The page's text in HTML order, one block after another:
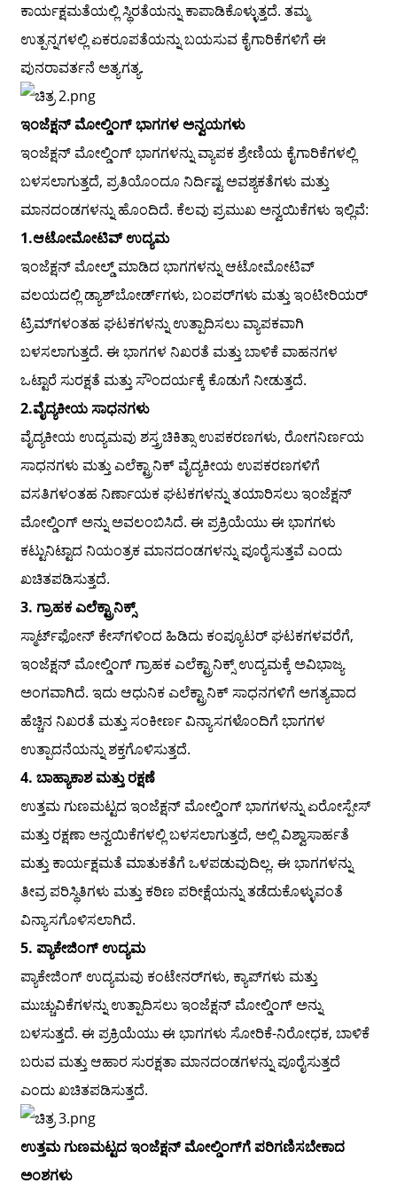
ಕಾರ್ಯಕ್ಷಮತೆಯಲ್ಲಿ ಸ್ಥಿರತೆಯನ್ನು ಕಾಪಾಡಿಕೊಳ್ಳುತ್ತದೆ. ತಮ್ಮ
ಉತ್ಪನ್ನಗಳಲ್ಲಿ ಏಕರೂಪತೆಯನ್ನು ಬಯಸುವ ಕೈಗಾರಿಕೆಗಳಿಗೆ ಈ
ಪುನರಾವರ್ತನೆ ಅತ್ಯಗತ್ಯ.
ಇಂಜೆಕ್ಷನ್ ಮೋಲ್ಡಿಂಗ್ ಭಾಗಗಳ ಅನ್ವಯಗಳು
ಇಂಜೆಕ್ಷನ್ ಮೋಲ್ಡಿಂಗ್ ಭಾಗಗಳನ್ನು ವ್ಯಾಪಕ ಶ್ರೇಣಿಯ ಕೈಗಾರಿಕೆಗಳಲ್ಲಿ
ಬಳಸಲಾಗುತ್ತದೆ, ಪ್ರತಿಯೊಂದೂ ನಿರ್ದಿಷ್ಟ ಅವಶ್ಯಕತೆಗಳು ಮತ್ತು
ಮಾನದಂಡಗಳನ್ನು ಹೊಂದಿದೆ. ಕೆಲವು ಪ್ರಮುಖ ಅನ್ವಯಿಕೆಗಳು ಇಲ್ಲಿವೆ:
1.ಆಟೋಮೋಟಿವ್ ಉದ್ಯಮ
ಇಂಜೆಕ್ಷನ್ ಮೋಲ್ಡ್ ಮಾಡಿದ ಭಾಗಗಳನ್ನು ಆಟೋಮೋಟಿವ್
ವಲಯದಲ್ಲಿ ಡ್ಯಾಶ್‌ಬೋರ್ಡ್‌ಗಳು, ಬಂಪರ್‌ಗಳು ಮತ್ತು ಇಂಟೀರಿಯರ್
ಟ್ರಿಮ್‌ಗಳಂತಹ ಘಟಕಗಳನ್ನು ಉತ್ಪಾದಿಸಲು ವ್ಯಾಪಕವಾಗಿ
ಬಳಸಲಾಗುತ್ತದೆ. ಈ ಭಾಗಗಳ ನಿಖರತೆ ಮತ್ತು ಬಾಳಿಕೆ ವಾಹನಗಳ
ಒಟ್ಟಾರೆ ಸುರಕ್ಷತೆ ಮತ್ತು ಸೌಂದರ್ಯಕ್ಕೆ ಕೊಡುಗೆ ನೀಡುತ್ತದೆ.
2.ವೈದ್ಯಕೀಯ ಸಾಧನಗಳು
ವೈದ್ಯಕೀಯ ಉದ್ಯಮವು ಶಸ್ತ್ರಚಿಕಿತ್ಸಾ ಉಪಕರಣಗಳು, ರೋಗನಿರ್ಣಯ
ಸಾಧನಗಳು ಮತ್ತು ಎಲೆಕ್ಟ್ರಾನಿಕ್ ವೈದ್ಯಕೀಯ ಉಪಕರಣಗಳಿಗೆ
ವಸತಿಗಳಂತಹ ನಿರ್ಣಾಯಕ ಘಟಕಗಳನ್ನು ತಯಾರಿಸಲು ಇಂಜೆಕ್ಷನ್
ಮೋಲ್ಡಿಂಗ್ ಅನ್ನು ಅವಲಂಬಿಸಿದೆ. ಈ ಪ್ರಕ್ರಿಯೆಯು ಈ ಭಾಗಗಳು
ಕಟ್ಟುನಿಟ್ಟಾದ ನಿಯಂತ್ರಕ ಮಾನದಂಡಗಳನ್ನು ಪೂರೈಸುತ್ತವೆ ಎಂದು
ಖಚಿತಪಡಿಸುತ್ತದೆ.
3. ಗ್ರಾಹಕ ಎಲೆಕ್ಟ್ರಾನಿಕ್ಸ್
ಸ್ಮಾರ್ಟ್‌ಫೋನ್ ಕೇಸ್‌ಗಳಿಂದ ಹಿಡಿದು ಕಂಪ್ಯೂಟರ್ ಘಟಕಗಳವರೆಗೆ,
ಇಂಜೆಕ್ಷನ್ ಮೋಲ್ಡಿಂಗ್ ಗ್ರಾಹಕ ಎಲೆಕ್ಟ್ರಾನಿಕ್ಸ್ ಉದ್ಯಮಕ್ಕೆ ಅವಿಭಾಜ್ಯ
ಅಂಗವಾಗಿದೆ. ಇದು ಆಧುನಿಕ ಎಲೆಕ್ಟ್ರಾನಿಕ್ ಸಾಧನಗಳಿಗೆ ಅಗತ್ಯವಾದ
ಹೆಚ್ಚಿನ ನಿಖರತೆ ಮತ್ತು ಸಂಕೀರ್ಣ ವಿನ್ಯಾಸಗಳೊಂದಿಗೆ ಭಾಗಗಳ
ಉತ್ಪಾದನೆಯನ್ನು ಶಕ್ತಗೊಳಿಸುತ್ತದೆ.
4. ಬಾಹ್ಯಾಕಾಶ ಮತ್ತು ರಕ್ಷಣೆ
ಉತ್ತಮ ಗುಣಮಟ್ಟದ ಇಂಜೆಕ್ಷನ್ ಮೋಲ್ಡಿಂಗ್ ಭಾಗಗಳನ್ನು ಏರೋಸ್ಪೇಸ್
ಮತ್ತು ರಕ್ಷಣಾ ಅನ್ವಯಿಕೆಗಳಲ್ಲಿ ಬಳಸಲಾಗುತ್ತದೆ, ಅಲ್ಲಿ ವಿಶ್ವಾಸಾರ್ಹತೆ
ಮತ್ತು ಕಾರ್ಯಕ್ಷಮತೆ ಮಾತುಕತೆಗೆ ಒಳಪಡುವುದಿಲ್ಲ. ಈ ಭಾಗಗಳನ್ನು
ತೀವ್ರ ಪರಿಸ್ಥಿತಿಗಳು ಮತ್ತು ಕಠಿಣ ಪರೀಕ್ಷೆಯನ್ನು ತಡೆದುಕೊಳ್ಳುವಂತೆ
ವಿನ್ಯಾಸಗೊಳಿಸಲಾಗಿದೆ.
5. ಪ್ಯಾಕೇಜಿಂಗ್ ಉದ್ಯಮ
ಪ್ಯಾಕೇಜಿಂಗ್ ಉದ್ಯಮವು ಕಂಟೇನರ್‌ಗಳು, ಕ್ಯಾಪ್‌ಗಳು ಮತ್ತು
ಮುಚ್ಚುವಿಕೆಗಳನ್ನು ಉತ್ಪಾದಿಸಲು ಇಂಜೆಕ್ಷನ್ ಮೋಲ್ಡಿಂಗ್ ಅನ್ನು
ಬಳಸುತ್ತದೆ. ಈ ಪ್ರಕ್ರಿಯೆಯು ಈ ಭಾಗಗಳು ಸೋರಿಕೆ-ನಿರೋಧಕ, ಬಾಳಿಕೆ
ಬರುವ ಮತ್ತು ಆಹಾರ ಸುರಕ್ಷತಾ ಮಾನದಂಡಗಳನ್ನು ಪೂರೈಸುತ್ತದೆ
ಎಂದು ಖಚಿತಪಡಿಸುತ್ತದೆ.
ಉತ್ತಮ ಗುಣಮಟ್ಟದ ಇಂಜೆಕ್ಷನ್ ಮೋಲ್ಡಿಂಗ್‌ಗೆ ಪರಿಗಣಿಸಬೇಕಾದ
ಅಂಶಗಳು